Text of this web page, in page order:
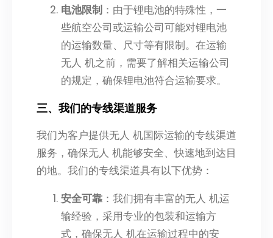
电池限制 ：由于锂电池的特殊性，一
些航空公司或运输公司可能对锂电池
的运输数量、尺寸等有限制。在运输
无人 机之前，需要了解相关运输公司
的规定，确保锂电池符合运输要求。
三、我们的专线渠道服务
我们为客户提供无人 机国际运输的专线渠道
服务，确保无人 机能够安全、快速地到达目
的地。我们的专线渠道具有以下优势：
安全可靠 ：我们拥有丰富的无人 机运
输经验，采用专业的包装和运输方
式，确保无人 机在运输过程中的安